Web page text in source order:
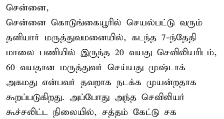
சென்னை,
சென்னை கொடுங்கையூரில் செயல்பட்டு வரும்
தனியார் மருத்துவமனையில், கடந்த 7-ந்தேதி
மாலை பணியில் இருந்த 20 வயது செவிலியரிடம்,
60 வயதான மருத்துவர் செய்யது முஷ்டாக்
அகமது என்பவர் தவறாக நடக்க முயன்றதாக
கூறப்படுகிறது. அப்போது அந்த செவிலியர்
கூச்சலிட்ட நிலையில், சத்தம் கேட்டு சக